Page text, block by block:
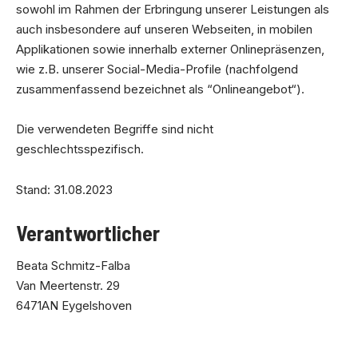
sowohl im Rahmen der Erbringung unserer Leistungen als
auch insbesondere auf unseren Webseiten, in mobilen
Applikationen sowie innerhalb externer Onlinepräsenzen,
wie z.B. unserer Social-Media-Profile (nachfolgend
zusammenfassend bezeichnet als “Onlineangebot“).
Die verwendeten Begriffe sind nicht
geschlechtsspezifisch.
Stand: 31.08.2023
Verantwortlicher
Beata Schmitz-Falba
Van Meertenstr. 29
6471AN Eygelshoven